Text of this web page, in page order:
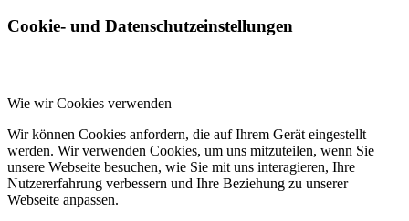
Cookie- und Datenschutzeinstellungen
Wie wir Cookies verwenden
Wir können Cookies anfordern, die auf Ihrem Gerät eingestellt
werden. Wir verwenden Cookies, um uns mitzuteilen, wenn Sie
unsere Webseite besuchen, wie Sie mit uns interagieren, Ihre
Nutzererfahrung verbessern und Ihre Beziehung zu unserer
Webseite anpassen.